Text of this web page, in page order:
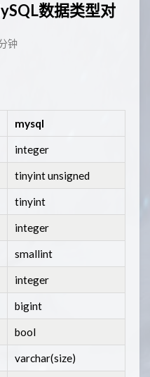
数据类型对
钟
mysql
integer
tinyint unsigned
tinyint
integer
smallint
integer
bigint
bool
varchar(size)